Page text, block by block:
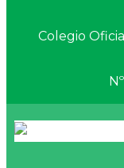
Colegio